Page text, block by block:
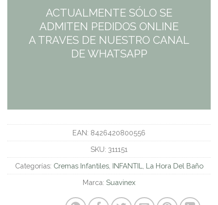
ACTUALMENTE SÓLO SE
ADMITEN PEDIDOS ONLINE
A TRAVES DE NUESTRO CANAL
DE WHATSAPP
EAN: 8426420800556
SKU: 311151
Categorías: Cremas Infantiles, INFANTIL
La Hora Del Baño
Marca: Suavinex